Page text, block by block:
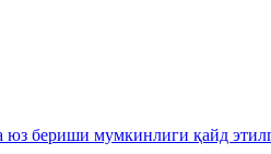
юз бериши мумкинлиги қайд